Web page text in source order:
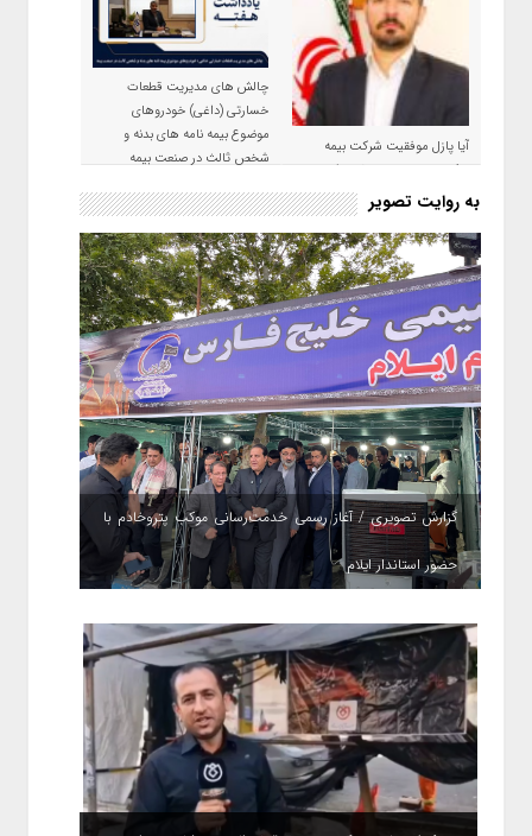
آیا پازل موفقیت شرکت بیمه
حکمت صبا در سال ۱۴۰۵ کامل می
شود؟!
چالش های مدیریت قطعات
خسارتی (داغی) خودروهای
موضوع بیمه نامه های بدنه و
شخص ثالث در صنعت بیمه
به روایت تصویر
گزارش تصویری / آغاز رسمی خدمت‌رسانی موکب پتروخادم با
حضور استاندار ایلام